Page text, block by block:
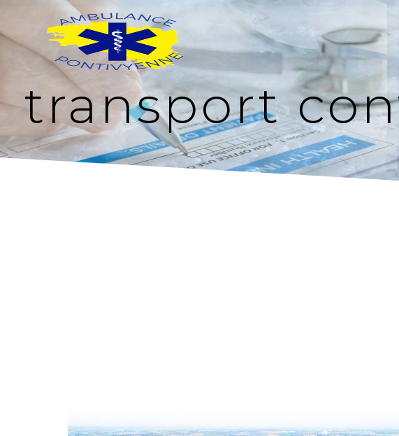
Panneau de gestion des cookies
transport